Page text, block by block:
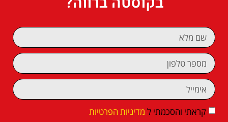
קראתי והסכמתי ל מדיניות הפרטיות